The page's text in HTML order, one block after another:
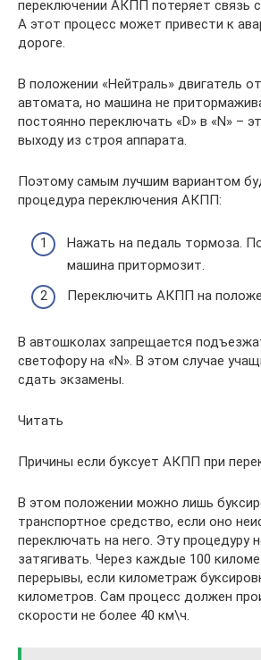
переключении АКПП потеряет связь
А этот процесс может привести к
дороге.
В положении «Нейтраль» двигатель
автомата, но машина не
постоянно переключать «D» в «N» –
выходу из строя аппарата.
Поэтому самым лучшим вариантом
процедура переключения АКПП:
Нажать на педаль тормоза.
машина притормозит.
Переключить АКПП на
В автошколах запрещается
светофору на «N». В этом случае
сдать экзамены.
Читать
Причины если буксует АКПП при
В этом положении можно лишь
транспортное средство, если оно
переключать на него. Эту процедуру
затягивать. Через каждые 100
перерывы, если километраж
километров. Сам процесс должен
скорости не более 40 км\ч.